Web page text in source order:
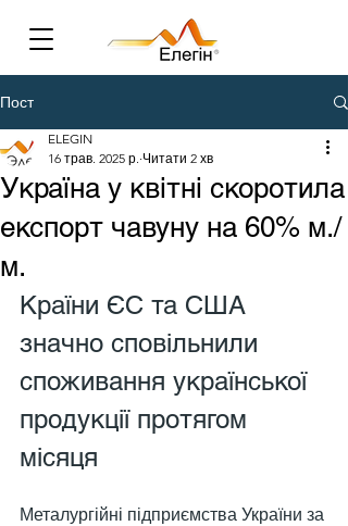
Пост
Україна у квітні скоротила
експорт чавуну на 60% м./
м.
ELEGIN
16 трав. 2025 р. Читати 2 хв
Країни ЄС та США
значно сповільнили
споживання української
продукції протягом
місяця
Металургійні підприємства України за